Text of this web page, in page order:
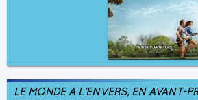
LE MONDE À L'ENVERS, EN AVANT-